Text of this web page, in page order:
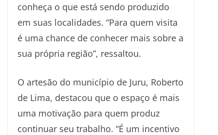
conheça o que está sendo produzido
em suas localidades. “Para quem visita
é uma chance de conhecer mais sobre a
sua própria região”, ressaltou.
O artesão do município de Juru, Roberto
de Lima, destacou que o espaço é mais
uma motivação para quem produz
continuar seu trabalho. “É um incentivo